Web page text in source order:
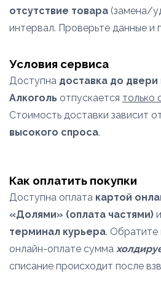
отсутствие товара (замена/
интервал. Проверьте данные и
Условия сервиса
Доступна доставка до двери
Алкоголь отпускается только
Стоимость доставки зависит
высокого спроса.
Как оплатить покупки
Доступна оплата картой
«Долями» (оплата частями) и
терминал курьера. Обратите
онлайн-оплате сумма
списание происходит после